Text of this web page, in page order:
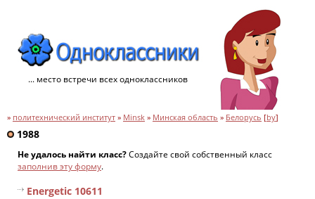
... место встречи всех одноклассников
» политехнический институт » Minsk » Минская область » Белорусь [by]
1988
Не удалось найти класс?Создайте свой собственный класс
заполнив эту форму.
Energetic 10611